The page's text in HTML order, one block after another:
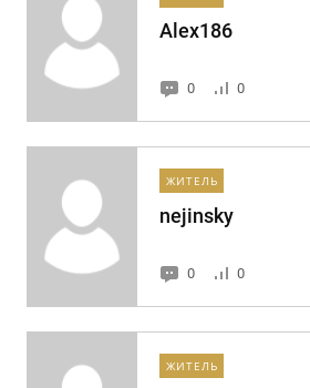
Alex186
0 0
ЖИТЕЛЬ
nejinsky
0 0
ЖИТЕЛЬ